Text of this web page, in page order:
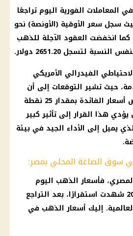
في المعاملات الفورية اليوم تراجعًا
0.4%، حيث سجل سعر الأوقية (الأونصة) نحو
كما انخفضت العقود الآجلة للذهب
النسبة لتسجل 2651.20 دولار.
الفيدرالي الأمريكي
حيث تشيرالتوقعات إلى أن
أسعار الفائدة
بمقدار 25 نقطة
هذا القرار إلى تأثير كبير
يميل إلى الأداء الجيد في بيئة
سوق الصاغة المحلي بمصر:
، فأسعارالذهب اليوم
شهدت استقرارًا، بعد التراجع
إليك أسعار الذهب في